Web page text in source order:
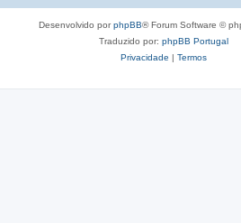
Desenvolvido porphpBB® Forum Software ©
Traduzido por: phpBB Portugal
Privacidade | Termos